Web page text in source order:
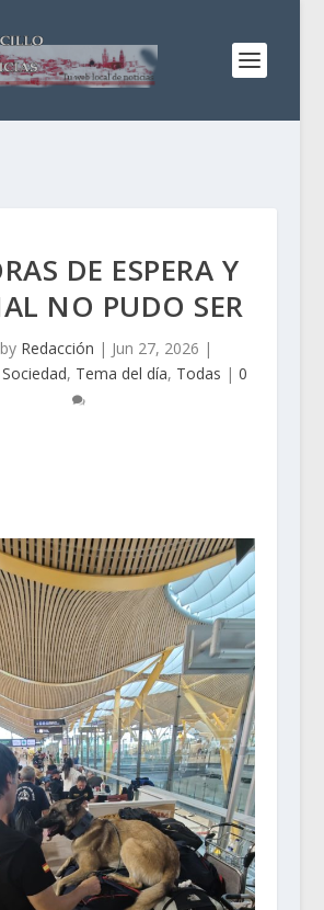
DE ESPERA Y
NO PUDO SER
Redacción | Jun 27, 2026 |
Sociedad, Tema del día, Todas |0